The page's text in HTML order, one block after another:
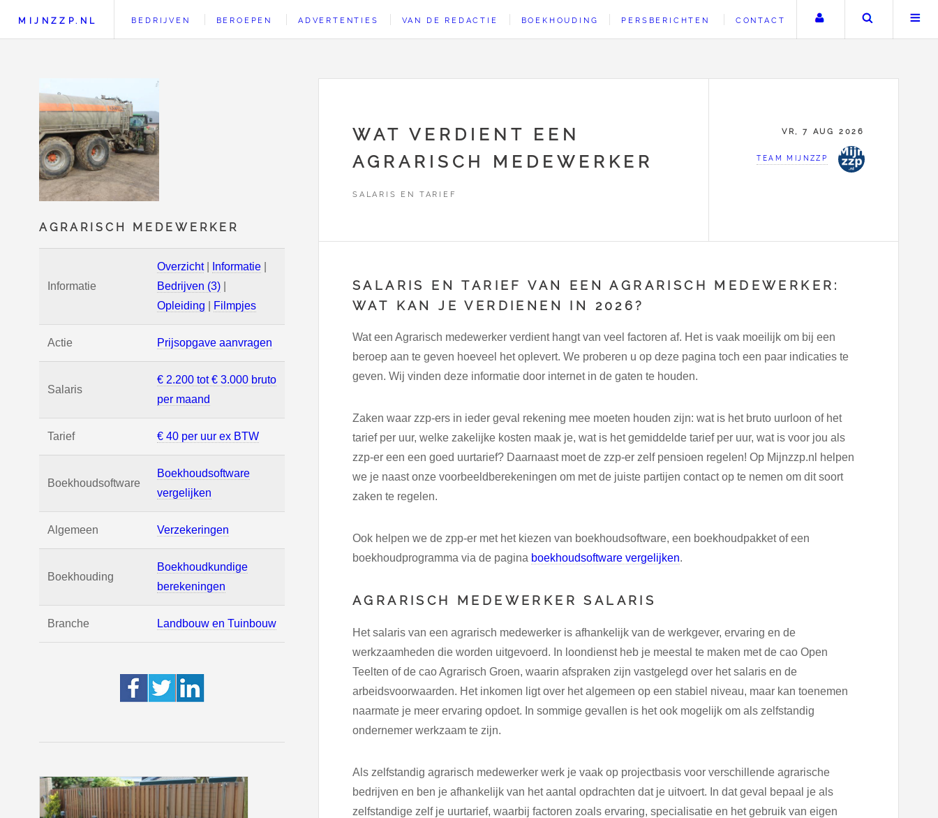
AGRARISCH MEDEWERKER
Informatie
Overzicht| Informatie
Bedrijven (3)
Opleiding
Filmpjes
Actie Prijsopgave aanvragen
Salaris
€ 2.200 tot € 3.000 bruto
per maand
Tarief € 40 per uur ex BTW
Boekhoudsoftware
Boekhoudsoftware
vergelijken
Algemeen Verzekeringen
Boekhouding
Boekhoudkundige
berekeningen
Branche Landbouw en Tuinbouw
MIJNZZP.NL BEDRIJVEN BEROEPEN ADVERTENTIES VAN DE REDACTIE BOEKHOUDING PERSBERICHTEN CONTACT Uw accountZoeken
WAT VERDIENT EEN
AGRARISCH MEDEWERKER
SALARIS EN TARIEF
VR, 7 AUG 2026
TEAM MIJNZZP
SALARIS EN TARIEF VAN EEN AGRARISCH MEDEWERKER:
WAT KAN JE VERDIENEN IN 2026?
Wat een Agrarisch medewerker verdient hangt van veel factoren af. Het is vaak moeilijk om bij een
beroep aan te geven hoeveel het oplevert. We proberen u op deze pagina toch een paar indicaties te
geven. Wij vinden deze informatie door internet in de gaten te houden.
Zaken waar zzp-ers in ieder geval rekening mee moeten houden zijn: wat is het bruto uurloon of het
tarief per uur, welke zakelijke kosten maak je, wat is het gemiddelde tarief per uur, wat is voor jou als
zzp-er een een goed uurtarief? Daarnaast moet de zzp-er zelf pensioen regelen! Op Mijnzzp.nl helpen
we je naast onze voorbeeldberekeningen om met de juiste partijen contact op te nemen om dit soort
zaken te regelen.
Ook helpen we de zpp-er met het kiezen van boekhoudsoftware, een boekhoudpakket of een
boekhoudprogramma via de pagina boekhoudsoftware vergelijken.
AGRARISCH MEDEWERKER SALARIS
Het salaris van een agrarisch medewerker is afhankelijk van de werkgever, ervaring en de
werkzaamheden die worden uitgevoerd. In loondienst heb je meestal te maken met de cao Open
Teelten of de cao Agrarisch Groen, waarin afspraken zijn vastgelegd over het salaris en de
arbeidsvoorwaarden. Het inkomen ligt over het algemeen op een stabiel niveau, maar kan toenemen
naarmate je meer ervaring opdoet. In sommige gevallen is het ook mogelijk om als zelfstandig
ondernemer werkzaam te zijn.
Als zelfstandig agrarisch medewerker werk je vaak op projectbasis voor verschillende agrarische
bedrijven en ben je afhankelijk van het aantal opdrachten dat je uitvoert. In dat geval bepaal je als
zelfstandige zelf je uurtarief, waarbij factoren zoals ervaring, specialisatie en het gebruik van eigen